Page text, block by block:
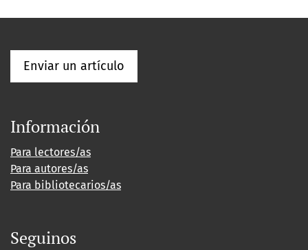
Enviar un artículo
Información
Para lectores/as
Para autores/as
Para bibliotecarios/as
Seguinos